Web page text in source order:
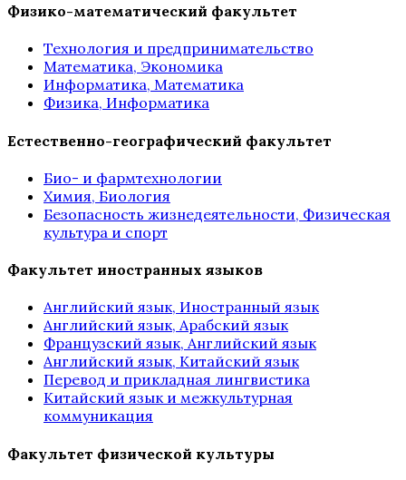
Физико-математический факультет
Технология и предпринимательство
Математика, Экономика
Информатика, Математика
Физика, Информатика
Естественно-географический факультет
Био- и фармтехнологии
Химия, Биология
Безопасность жизнедеятельности, Физическая
культура и спорт
Факультет иностранных языков
Английский язык, Иностранный язык
Английский язык, Арабский язык
Французский язык, Английский язык
Английский язык, Китайский язык
Перевод и прикладная лингвистика
Китайский язык и межкультурная
коммуникация
Факультет физической культуры